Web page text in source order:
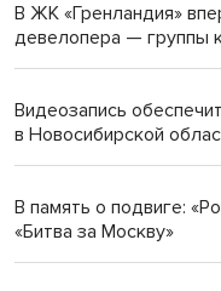
Новосибирский
В ЖК «Гренландия»
девелопера — группы
Видеозапись
в Новосибирской
В память о подвиге:
«Битва за Москву»